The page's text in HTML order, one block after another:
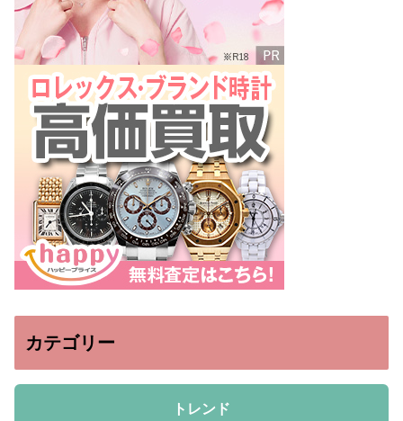
カテゴリー
トレンド